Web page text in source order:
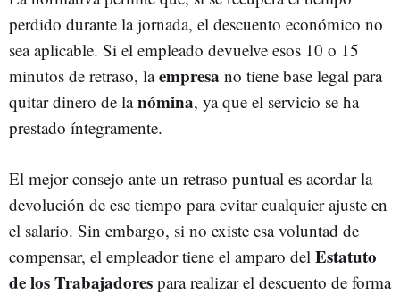
perdido durante la jornada, el descuento económico no
sea aplicable. Si el empleado devuelve esos 10 o 15
minutos de retraso, laempresa no tiene base legal para
quitar dinero de lanómina, ya que el servicio se ha
prestado íntegramente.
El mejor consejo ante un retraso puntual es acordar la
devolución de ese tiempo para evitar cualquier ajuste en
el salario. Sin embargo, si no existe esa voluntad de
compensar, el empleador tiene el amparo del Estatuto
de los Trabajadores para realizar el descuento de forma